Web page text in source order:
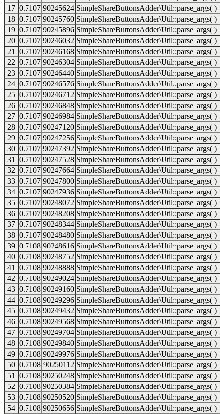
17 0.7107 90245624 SimpleShareButtonsAdder\Util::parse_args( )
18 0.7107 90245760 SimpleShareButtonsAdder\Util::parse_args( )
19 0.7107 90245896 SimpleShareButtonsAdder\Util::parse_args( )
20 0.7107 90246032 SimpleShareButtonsAdder\Util::parse_args( )
21
0.7107 90246168 SimpleShareButtonsAdder\Util::parse_args( )
22 0.7107 90246304 SimpleShareButtonsAdder\Util::parse_args( )
23 0.7107 90246440 SimpleShareButtonsAdder\Util::parse_args( )
24 0.7107 90246576 SimpleShareButtonsAdder\Util::parse_args( )
25 0.7107 90246712 SimpleShareButtonsAdder\Util::parse_args( )
26 0.7107 90246848 SimpleShareButtonsAdder\Util::parse_args( )
27 0.7107 90246984 SimpleShareButtonsAdder\Util::parse_args( )
28 0.7107 90247120 SimpleShareButtonsAdder\Util::parse_args( )
29 0.7107 90247256 SimpleShareButtonsAdder\Util::parse_args( )
30 0.7107 90247392 SimpleShareButtonsAdder\Util::parse_args( )
31
0.7107 90247528 SimpleShareButtonsAdder\Util::parse_args( )
32 0.7107 90247664 SimpleShareButtonsAdder\Util::parse_args( )
33 0.7107 90247800 SimpleShareButtonsAdder\Util::parse_args( )
34 0.7107 90247936 SimpleShareButtonsAdder\Util::parse_args( )
35 0.7107 90248072 SimpleShareButtonsAdder\Util::parse_args( )
36 0.7107 90248208 SimpleShareButtonsAdder\Util::parse_args( )
37 0.7107 90248344 SimpleShareButtonsAdder\Util::parse_args( )
38 0.7107 90248480 SimpleShareButtonsAdder\Util::parse_args( )
39 0.7108 90248616 SimpleShareButtonsAdder\Util::parse_args( )
40 0.7108 90248752 SimpleShareButtonsAdder\Util::parse_args( )
41
0.7108 90248888 SimpleShareButtonsAdder\Util::parse_args( )
42 0.7108 90249024 SimpleShareButtonsAdder\Util::parse_args( )
43 0.7108 90249160 SimpleShareButtonsAdder\Util::parse_args( )
44 0.7108 90249296 SimpleShareButtonsAdder\Util::parse_args( )
45 0.7108 90249432 SimpleShareButtonsAdder\Util::parse_args( )
46 0.7108 90249568 SimpleShareButtonsAdder\Util::parse_args( )
47 0.7108 90249704 SimpleShareButtonsAdder\Util::parse_args( )
48 0.7108 90249840 SimpleShareButtonsAdder\Util::parse_args( )
49 0.7108 90249976 SimpleShareButtonsAdder\Util::parse_args( )
50 0.7108 90250112 SimpleShareButtonsAdder\Util::parse_args( )
51
0.7108 90250248 SimpleShareButtonsAdder\Util::parse_args( )
52 0.7108 90250384 SimpleShareButtonsAdder\Util::parse_args( )
53 0.7108 90250520 SimpleShareButtonsAdder\Util::parse_args( )
54 0.7108 90250656 SimpleShareButtonsAdder\Util::parse_args( )